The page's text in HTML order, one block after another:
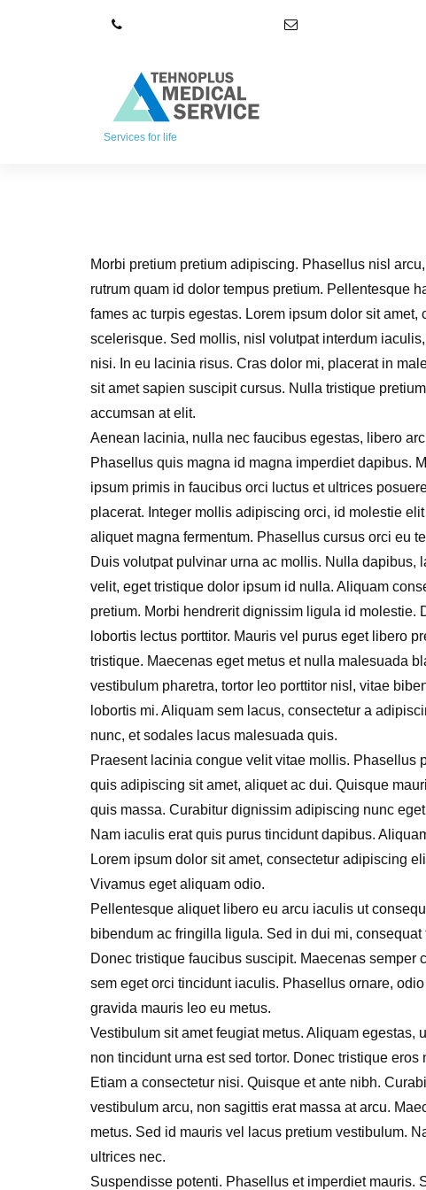
Services for life
Morbi pretium pretium adipiscing. Phasellus nisl
rutrum quam id dolor tempus pretium. Pellentesque
fames ac turpis egestas. Lorem ipsum dolor sit
scelerisque. Sed mollis, nisl volutpat interdum
nisi. In eu lacinia risus. Cras dolor mi, placerat in
sit amet sapien suscipit cursus. Nulla tristique
accumsan at elit.
Aenean lacinia, nulla nec faucibus egestas, libero
Phasellus quis magna id magna imperdiet dapibus.
ipsum primis in faucibus orci luctus et ultrices
placerat. Integer mollis adipiscing orci, id molestie
aliquet magna fermentum. Phasellus cursus orci eu
Duis volutpat pulvinar urna ac mollis. Nulla
velit, eget tristique dolor ipsum id nulla. Aliquam
pretium. Morbi hendrerit dignissim ligula id
lobortis lectus porttitor. Mauris vel purus eget libero
tristique. Maecenas eget metus et nulla malesuada
vestibulum pharetra, tortor leo porttitor nisl, vitae
lobortis mi. Aliquam sem lacus, consectetur a
nunc, et sodales lacus malesuada quis.
Praesent lacinia congue velit vitae mollis. Phasellus
quis adipiscing sit amet, aliquet ac dui. Quisque
quis massa. Curabitur dignissim adipiscing nunc
Nam iaculis erat quis purus tincidunt dapibus.
Lorem ipsum dolor sit amet, consectetur adipiscing
Vivamus eget aliquam odio.
Pellentesque aliquet libero eu arcu iaculis ut
bibendum ac fringilla ligula. Sed in dui mi,
Donec tristique faucibus suscipit. Maecenas
sem eget orci tincidunt iaculis. Phasellus ornare,
gravida mauris leo eu metus.
Vestibulum sit amet feugiat metus. Aliquam egestas,
non tincidunt urna est sed tortor. Donec tristique
Etiam a consectetur nisi. Quisque et ante nibh.
vestibulum arcu, non sagittis erat massa at arcu.
metus. Sed id mauris vel lacus pretium vestibulum.
ultrices nec.
Suspendisse potenti. Phasellus et imperdiet mauris.